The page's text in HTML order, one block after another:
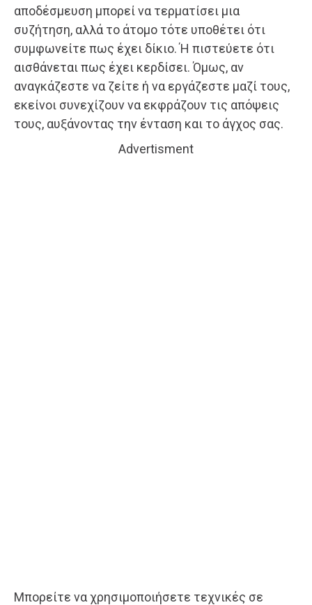
αποδέσμευση μπορεί να τερματίσει μια
συζήτηση, αλλά το άτομο τότε υποθέτει ότι
συμφωνείτε πως έχει δίκιο. Ή πιστεύετε ότι
αισθάνεται πως έχει κερδίσει. Όμως, αν
αναγκάζεστε να ζείτε ή να εργάζεστε μαζί τους,
εκείνοι συνεχίζουν να εκφράζουν τις απόψεις
τους, αυξάνοντας την ένταση και το άγχος σας.
Advertisment
Μπορείτε να χρησιμοποιήσετε τεχνικές σε